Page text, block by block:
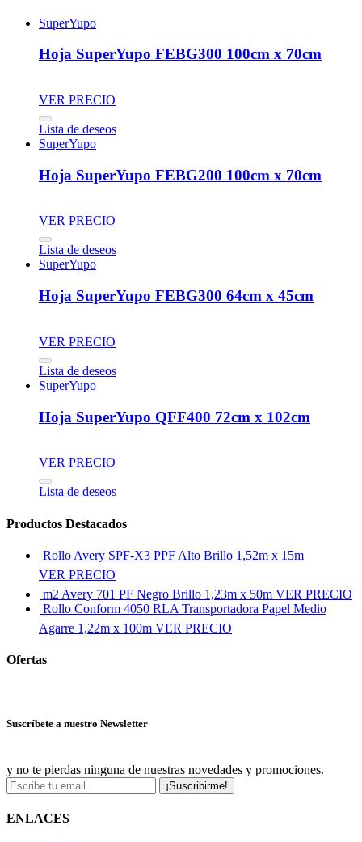
SuperYupo
Hoja SuperYupo FEBG300 100cm x 70cm
VER PRECIO
Lista de deseos
SuperYupo
Hoja SuperYupo FEBG200 100cm x 70cm
VER PRECIO
Lista de deseos
SuperYupo
Hoja SuperYupo FEBG300 64cm x 45cm
VER PRECIO
Lista de deseos
SuperYupo
Hoja SuperYupo QFF400 72cm x 102cm
VER PRECIO
Lista de deseos
Productos Destacados
Rollo Avery SPF-X3 PPF Alto Brillo 1,52m x 15m
VER PRECIO
m2 Avery 701 PF Negro Brillo 1,23m x 50m VER PRECIO
Rollo Conform 4050 RLA Transportadora Papel Medio
Agarre 1,22m x 100m VER PRECIO
Ofertas
Suscríbete a nuestro Newsletter
y no te pierdas ninguna de nuestras novedades y promociones.
¡Suscribirme!
ENLACES